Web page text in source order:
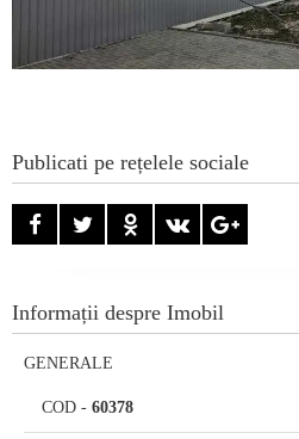
Publicati pe rețelele sociale
Informații despre Imobil
GENERALE
COD - 60378